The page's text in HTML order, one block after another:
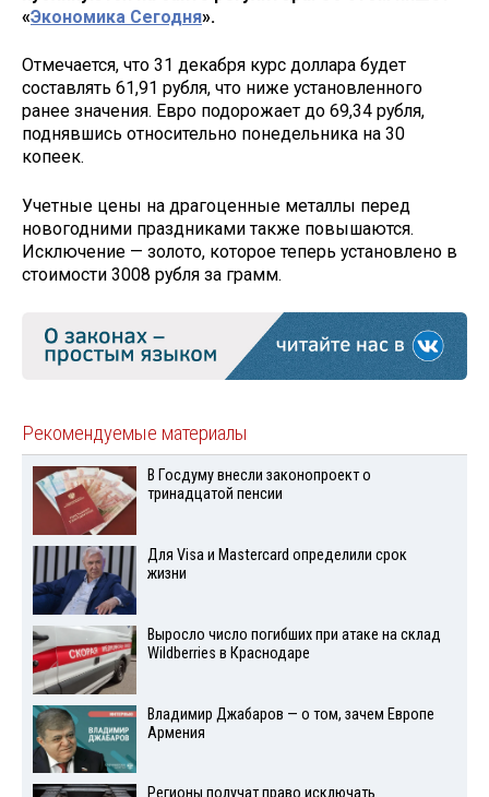
«Экономика Сегодня».
Отмечается, что 31 декабря курс доллара будет
составлять 61,91 рубля, что ниже установленного
ранее значения. Евро подорожает до 69,34 рубля,
поднявшись относительно понедельника на 30
копеек.
Учетные цены на драгоценные металлы перед
новогодними праздниками также повышаются.
Исключение — золото, которое теперь установлено в
стоимости 3008 рубля за грамм.
Рекомендуемые материалы
В Госдуму внесли законопроект о
тринадцатой пенсии
Для Visа и Mastercard определили срок
жизни
Выросло число погибших при атаке на склад
Wildberries в Краснодаре
Владимир Джабаров — о том, зачем Европе
Армения